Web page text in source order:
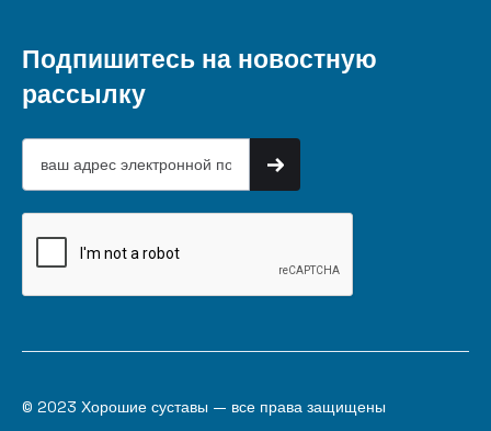
Подпишитесь на новостную
рассылку
© 2023 Хорошие суставы — все права защищены